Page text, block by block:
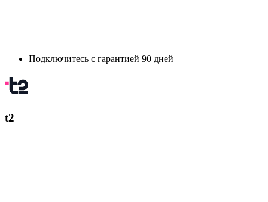
Подключитесь с гарантией 90 дней
t2